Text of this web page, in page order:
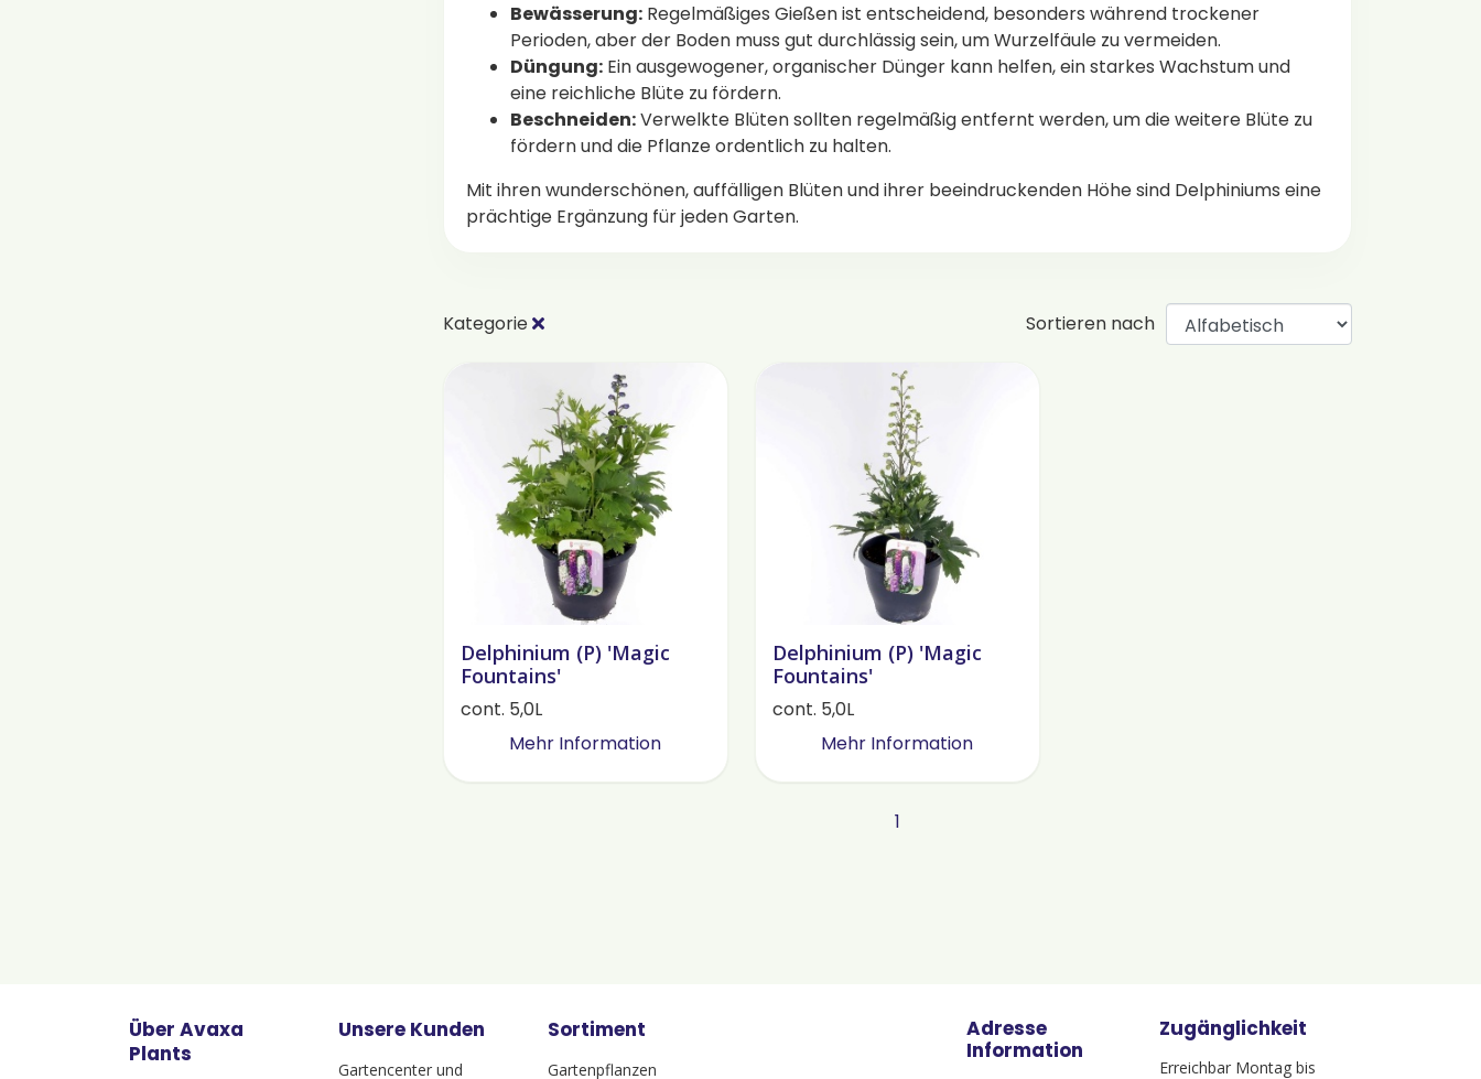
Bewässerung: Regelmäßiges Gießen ist entscheidend, besonders während trockener
Perioden, aber der Boden muss gut durchlässig sein, um Wurzelfäule zu vermeiden.
Düngung: Ein ausgewogener, organischer Dünger kann helfen, ein starkes Wachstum und
eine reichliche Blüte zu fördern.
Beschneiden:Verwelkte Blüten sollten regelmäßig entfernt werden, um die weitere Blüte zu
fördern und die Pflanze ordentlich zu halten.
Mit ihren wunderschönen, auffälligen Blüten und ihrer beeindruckenden Höhe sind Delphiniums eine
prächtige Ergänzung für jeden Garten.
Kategorie Sortieren nach
Delphinium (P) 'Magic
Fountains'
cont. 5,0L
Mehr Information
Delphinium (P) 'Magic
Fountains'
cont. 5,0L
Mehr Information
1
Über Avaxa
Plants
Unsere Kunden
Gartencenter und
Sortiment
Gartenpflanzen
Adresse
Information
Zugänglichkeit
Erreichbar Montag bis